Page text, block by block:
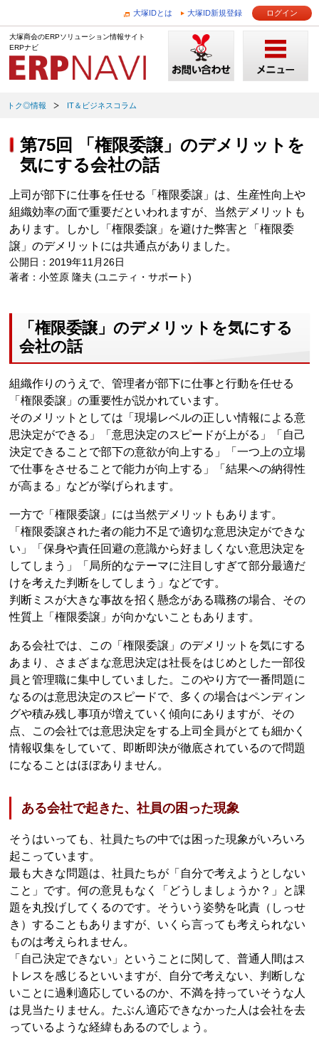
大塚IDとは 大塚ID新規登録 ログイン
大塚商会のERPソリューション情報サイト
ERPナビ
トク◎情報 IT＆ビジネスコラム
第75回 「権限委譲」のデメリットを
気にする会社の話
上司が部下に仕事を任せる「権限委譲」は、生産性向上や
組織効率の面で重要だといわれますが、当然デメリットも
あります。しかし「権限委譲」を避けた弊害と「権限委
譲」のデメリットには共通点がありました。
公開日：2019年11月26日
著者：小笠原 隆夫 (ユニティ・サポート)
「権限委譲」のデメリットを気にする
会社の話
組織作りのうえで、管理者が部下に仕事と行動を任せる
「権限委譲」の重要性が説かれています。
そのメリットとしては「現場レベルの正しい情報による意
思決定ができる」「意思決定のスピードが上がる」「自己
決定できることで部下の意欲が向上する」「一つ上の立場
で仕事をさせることで能力が向上する」「結果への納得性
が高まる」などが挙げられます。
一方で「権限委譲」には当然デメリットもあります。
「権限委譲された者の能力不足で適切な意思決定ができな
い」「保身や責任回避の意識から好ましくない意思決定を
してしまう」「局所的なテーマに注目しすぎて部分最適だ
けを考えた判断をしてしまう」などです。
判断ミスが大きな事故を招く懸念がある職務の場合、その
性質上「権限委譲」が向かないこともあります。
ある会社では、この「権限委譲」のデメリットを気にする
あまり、さまざまな意思決定は社長をはじめとした一部役
員と管理職に集中していました。このやり方で一番問題に
なるのは意思決定のスピードで、多くの場合はペンディン
グや積み残し事項が増えていく傾向にありますが、その
点、この会社では意思決定をする上司全員がとても細かく
情報収集をしていて、即断即決が徹底されているので問題
になることはほぼありません。
ある会社で起きた、社員の困った現象
そうはいっても、社員たちの中では困った現象がいろいろ
起こっています。
最も大きな問題は、社員たちが「自分で考えようとしない
こと」です。何の意見もなく「どうしましょうか？」と課
題を丸投げしてくるのです。そういう姿勢を叱責（しっせ
き）することもありますが、いくら言っても考えられない
ものは考えられません。
「自己決定できない」ということに関して、普通人間はス
トレスを感じるといいますが、自分で考えない、判断しな
いことに過剰適応しているのか、不満を持っていそうな人
は見当たりません。たぶん適応できなかった人は会社を去
っているような経緯もあるのでしょう。